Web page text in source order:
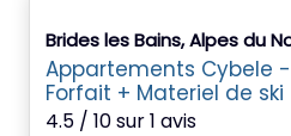
Brides les Bains, Alpes du
Appartements Cybele
Forfait + Materiel de ski
4.5 / 10 sur 1 avis